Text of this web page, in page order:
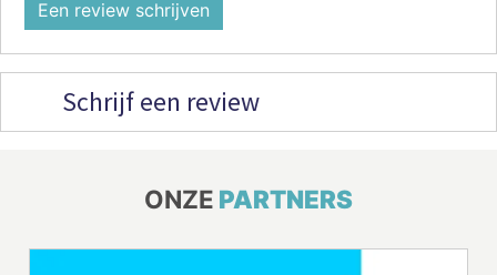
Een review schrijven
Schrijf een review
ONZE PARTNERS